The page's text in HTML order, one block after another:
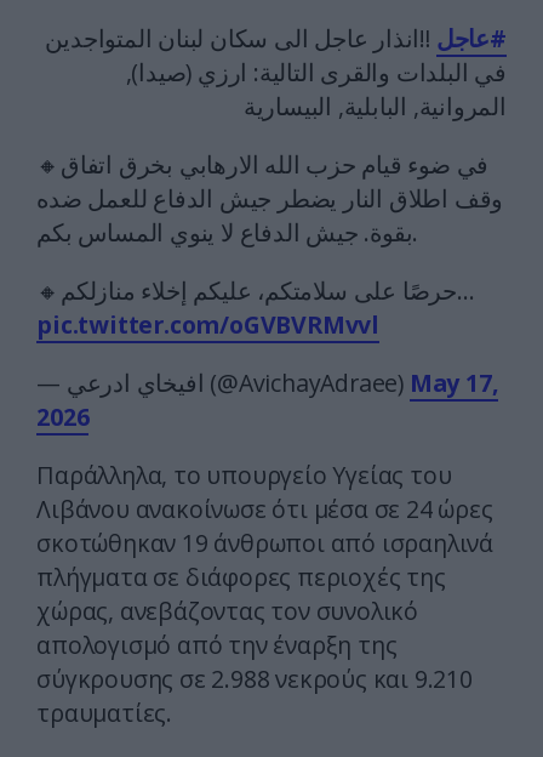
#عاجل ‼️انذار عاجل الى سكان لبنان المتواجدين
في البلدات والقرى التالية: ارزي (صيدا),
المروانية, البابلية, البيسارية
🔸في ضوء قيام حزب الله الارهابي بخرق اتفاق
وقف اطلاق النار يضطر جيش الدفاع للعمل ضده
بقوة. جيش الدفاع لا ينوي المساس بكم.
🔸حرصًا على سلامتكم، عليكم إخلاء منازلكم…
pic.twitter.com/oGVBVRMvvl
— افيخاي ادرعي (@AvichayAdraee) May 17,
2026
Παράλληλα, το υπουργείο Υγείας του
Λιβάνου ανακοίνωσε ότι μέσα σε 24 ώρες
σκοτώθηκαν 19 άνθρωποι από ισραηλινά
πλήγματα σε διάφορες περιοχές της
χώρας, ανεβάζοντας τον συνολικό
απολογισμό από την έναρξη της
σύγκρουσης σε 2.988 νεκρούς και 9.210
τραυματίες.